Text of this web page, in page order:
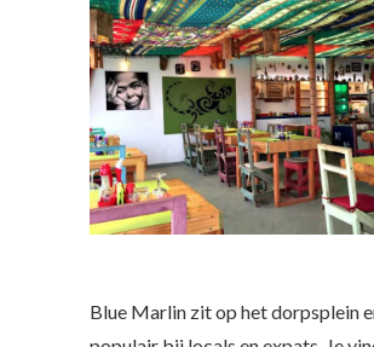
Blue Marlin zit op het dorpsplein